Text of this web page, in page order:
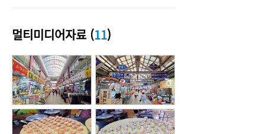
멀티미디어자료 (11)